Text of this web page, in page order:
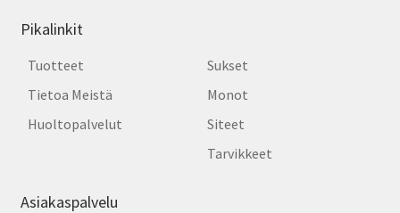
Pikalinkit
Tuotteet
Tietoa Meistä
Huoltopalvelut
Sukset
Monot
Siteet
Tarvikkeet
Asiakaspalvelu